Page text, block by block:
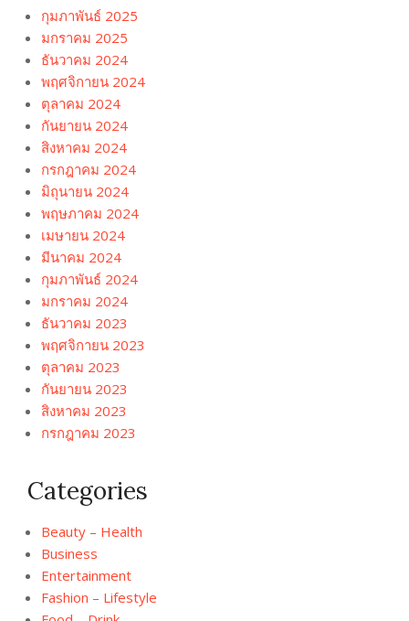
กุมภาพันธ์ 2025
มกราคม 2025
ธันวาคม 2024
พฤศจิกายน 2024
ตุลาคม 2024
กันยายน 2024
สิงหาคม 2024
กรกฎาคม 2024
มิถุนายน 2024
พฤษภาคม 2024
เมษายน 2024
มีนาคม 2024
กุมภาพันธ์ 2024
มกราคม 2024
ธันวาคม 2023
พฤศจิกายน 2023
ตุลาคม 2023
กันยายน 2023
สิงหาคม 2023
กรกฎาคม 2023
Categories
Beauty – Health
Business
Entertainment
Fashion – Lifestyle